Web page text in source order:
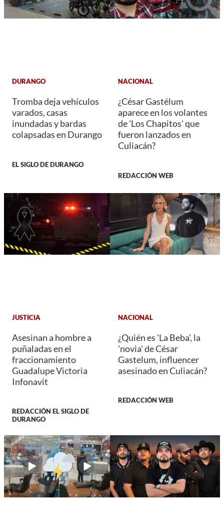
DURANGO
Tromba deja vehículos
varados, casas
inundadas y bardas
colapsadas en Durango
EL SIGLO DE DURANGO
NACIONAL
¿César Gastélum
aparece en los volantes
de 'Los Chapitos' que
fueron lanzados en
Culiacán?
REDACCIÓN WEB
JUSTICIA
Asesinan a hombre a
puñaladas en el
fraccionamiento
Guadalupe Victoria
Infonavit
REDACCIÓN EL SIGLO DE
DURANGO
NACIONAL
¿Quién es 'La Beba', la
'novia' de César
Gastelum, influencer
asesinado en Culiacán?
REDACCIÓN WEB